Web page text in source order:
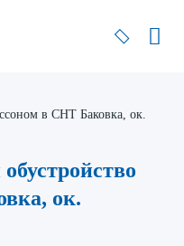
в СНТ Баковка, ок.
ок.